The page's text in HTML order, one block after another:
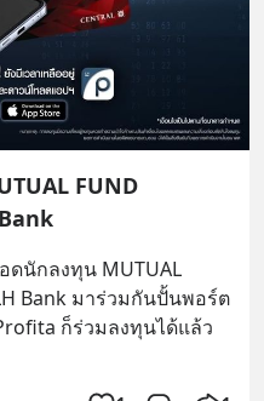
FUND
ดนักลงทุน MUTUAL
Bank มาร่วมกันปั้นพอร์ต
ก็ร่วมลงทุนได้แล้ว